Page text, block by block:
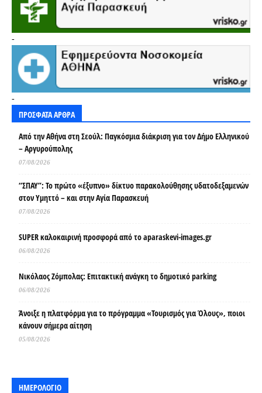
-
-
ΠΡΟΣΦΑΤΑ ΑΡΘΡΑ
Από την Αθήνα στη Σεούλ: Παγκόσμια διάκριση για τον Δήμο Ελληνικού
– Αργυρούπολης
07/08/2026
“ΣΠΑΥ”: Το πρώτο «έξυπνο» δίκτυο παρακολούθησης υδατοδεξαμενών
στον Υμηττό – και στην Αγία Παρασκευή
07/08/2026
SUPER καλοκαιρινή προσφορά από το aparaskevi-images.gr
06/08/2026
Νικόλαος Ζόμπολας: Επιτακτική ανάγκη το δημοτικό parking
06/08/2026
Άνοιξε η πλατφόρμα για το πρόγραμμα «Τουρισμός για Όλους», ποιοι
κάνουν σήμερα αίτηση
05/08/2026
ΗΜΕΡΟΛΟΓΙΟ